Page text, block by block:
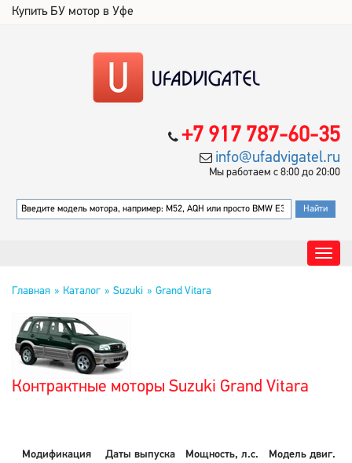
Купить БУ мотор в Уфе
+7 917 787-60-35
info@ufadvigatel.ru
Мы работаем с 8:00 до 20:00
Главная Каталог Suzuki Grand Vitara
Контрактные моторы Suzuki Grand Vitara
Модификация Даты выпуска Мощность, л.с. Модель двиг.